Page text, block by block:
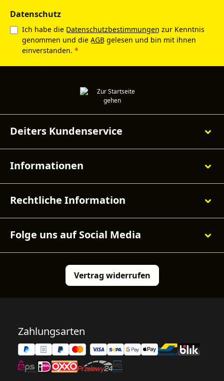
Datenschutz
Ich habe die Datenschutzbestimmungen zur Kenntnis
genommen und die AGB gelesen und bin mit ihnen
einverstanden. *
Deiters Kundenservice
Informationen
Rechtliche Information
Folge uns auf Social Media
Vertrag widerrufen
Zahlungsarten